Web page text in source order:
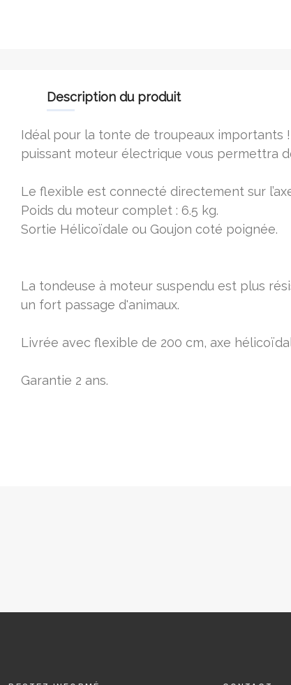
description du produit
Idéal pour la tonte de troupeaux importants
puissant moteur électrique vous permettra
Le flexible est connecté directement sur
Poids du moteur complet : 6.5 kg.
Sortie Hélicoïdale ou Goujon coté poignée.
La tondeuse à moteur suspendu est plus
un fort passage d'animaux.
Livrée avec flexible de 200 cm, axe
Garantie 2 ans.